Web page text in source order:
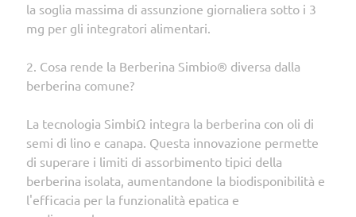
la soglia massima di assunzione giornaliera sotto i 3
mg per gli integratori alimentari.
2. Cosa rende la Berberina Simbio® diversa dalla
berberina comune?
La tecnologia SimbiΩ integra la berberina con oli di
semi di lino e canapa. Questa innovazione permette
di superare i limiti di assorbimento tipici della
berberina isolata, aumentandone la biodisponibilità e
l'efficacia per la funzionalità epatica e